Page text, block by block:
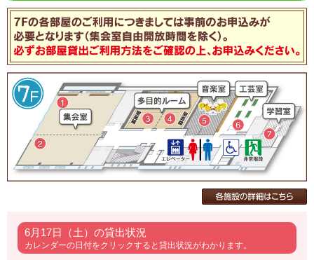
6月17日（土）の貸出状況
カレンダーの日付をクリックすると貸出状況がわかります。